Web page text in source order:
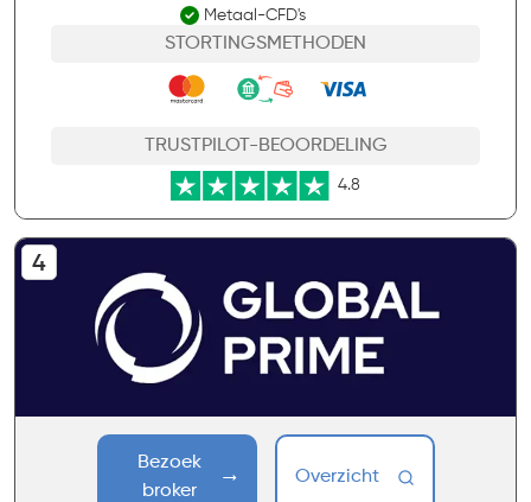
Metaal-CFD's
STORTINGSMETHODEN
TRUSTPILOT-BEOORDELING
4.8
Bezoek
broker
Overzicht